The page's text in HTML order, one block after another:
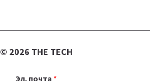
© 2026 THE TECH
Эл. почта *